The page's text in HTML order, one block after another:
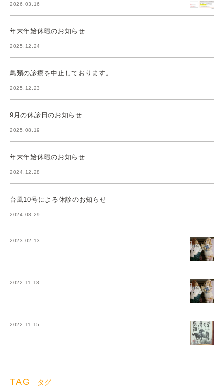
2026.03.16
年末年始休暇のお知らせ
2025.12.24
鳥類の診療を中止しております。
2025.12.23
9月の休診日のお知らせ
2025.08.19
年末年始休暇のお知らせ
2024.12.28
台風10号による休診のお知らせ
2024.08.29
2023.02.13
2022.11.18
2022.11.15
TAG タグ